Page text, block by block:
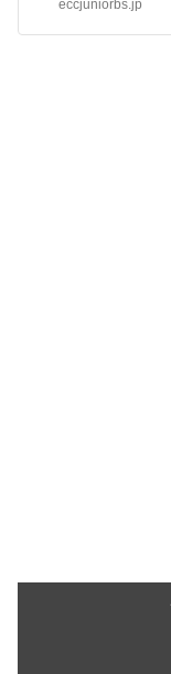
eccjuniorbs.jp